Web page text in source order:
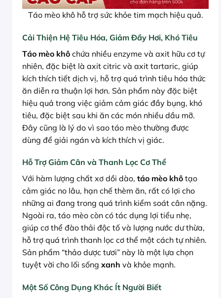
Táo mèo khô hỗ trợ sức khỏe tim mạch hiệu quả.
Cải Thiện Hệ Tiêu Hóa, Giảm Đầy Hơi, Khó Tiêu
Táo mèo khô chứa nhiều enzyme và axit hữu cơ tự
nhiên, đặc biệt là axit citric và axit tartaric, giúp
kích thích tiết dịch vị, hỗ trợ quá trình tiêu hóa thức
ăn diễn ra thuận lợi hơn. Sản phẩm này đặc biệt
hiệu quả trong việc giảm cảm giác đầy bụng, khó
tiêu, đặc biệt sau khi ăn các món nhiều dầu mỡ.
Đây cũng là lý do vì sao táo mèo thường được
dùng để giải ngán và kích thích vị giác.
Hỗ Trợ Giảm Cân và Thanh Lọc Cơ Thể
Với hàm lượng chất xơ dồi dào, táo mèo khô tạo
cảm giác no lâu, hạn chế thèm ăn, rất có lợi cho
những ai đang trong quá trình kiểm soát cân nặng.
Ngoài ra, táo mèo còn có tác dụng lợi tiểu nhẹ,
giúp cơ thể đào thải độc tố và lượng nước dư thừa,
hỗ trợ quá trình thanh lọc cơ thể một cách tự nhiên.
Sản phẩm “thảo dược tươi” này là một lựa chọn
tuyệt vời cho lối sống xanh và khỏe mạnh.
Một Số Công Dụng Khác Ít Người Biết